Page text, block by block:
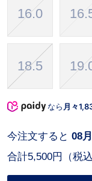
16.0
18.5
なら 月々
合計5,500円（税
今注文すると 08